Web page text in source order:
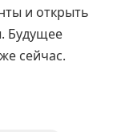
и открыть
Будущее
сейчас.